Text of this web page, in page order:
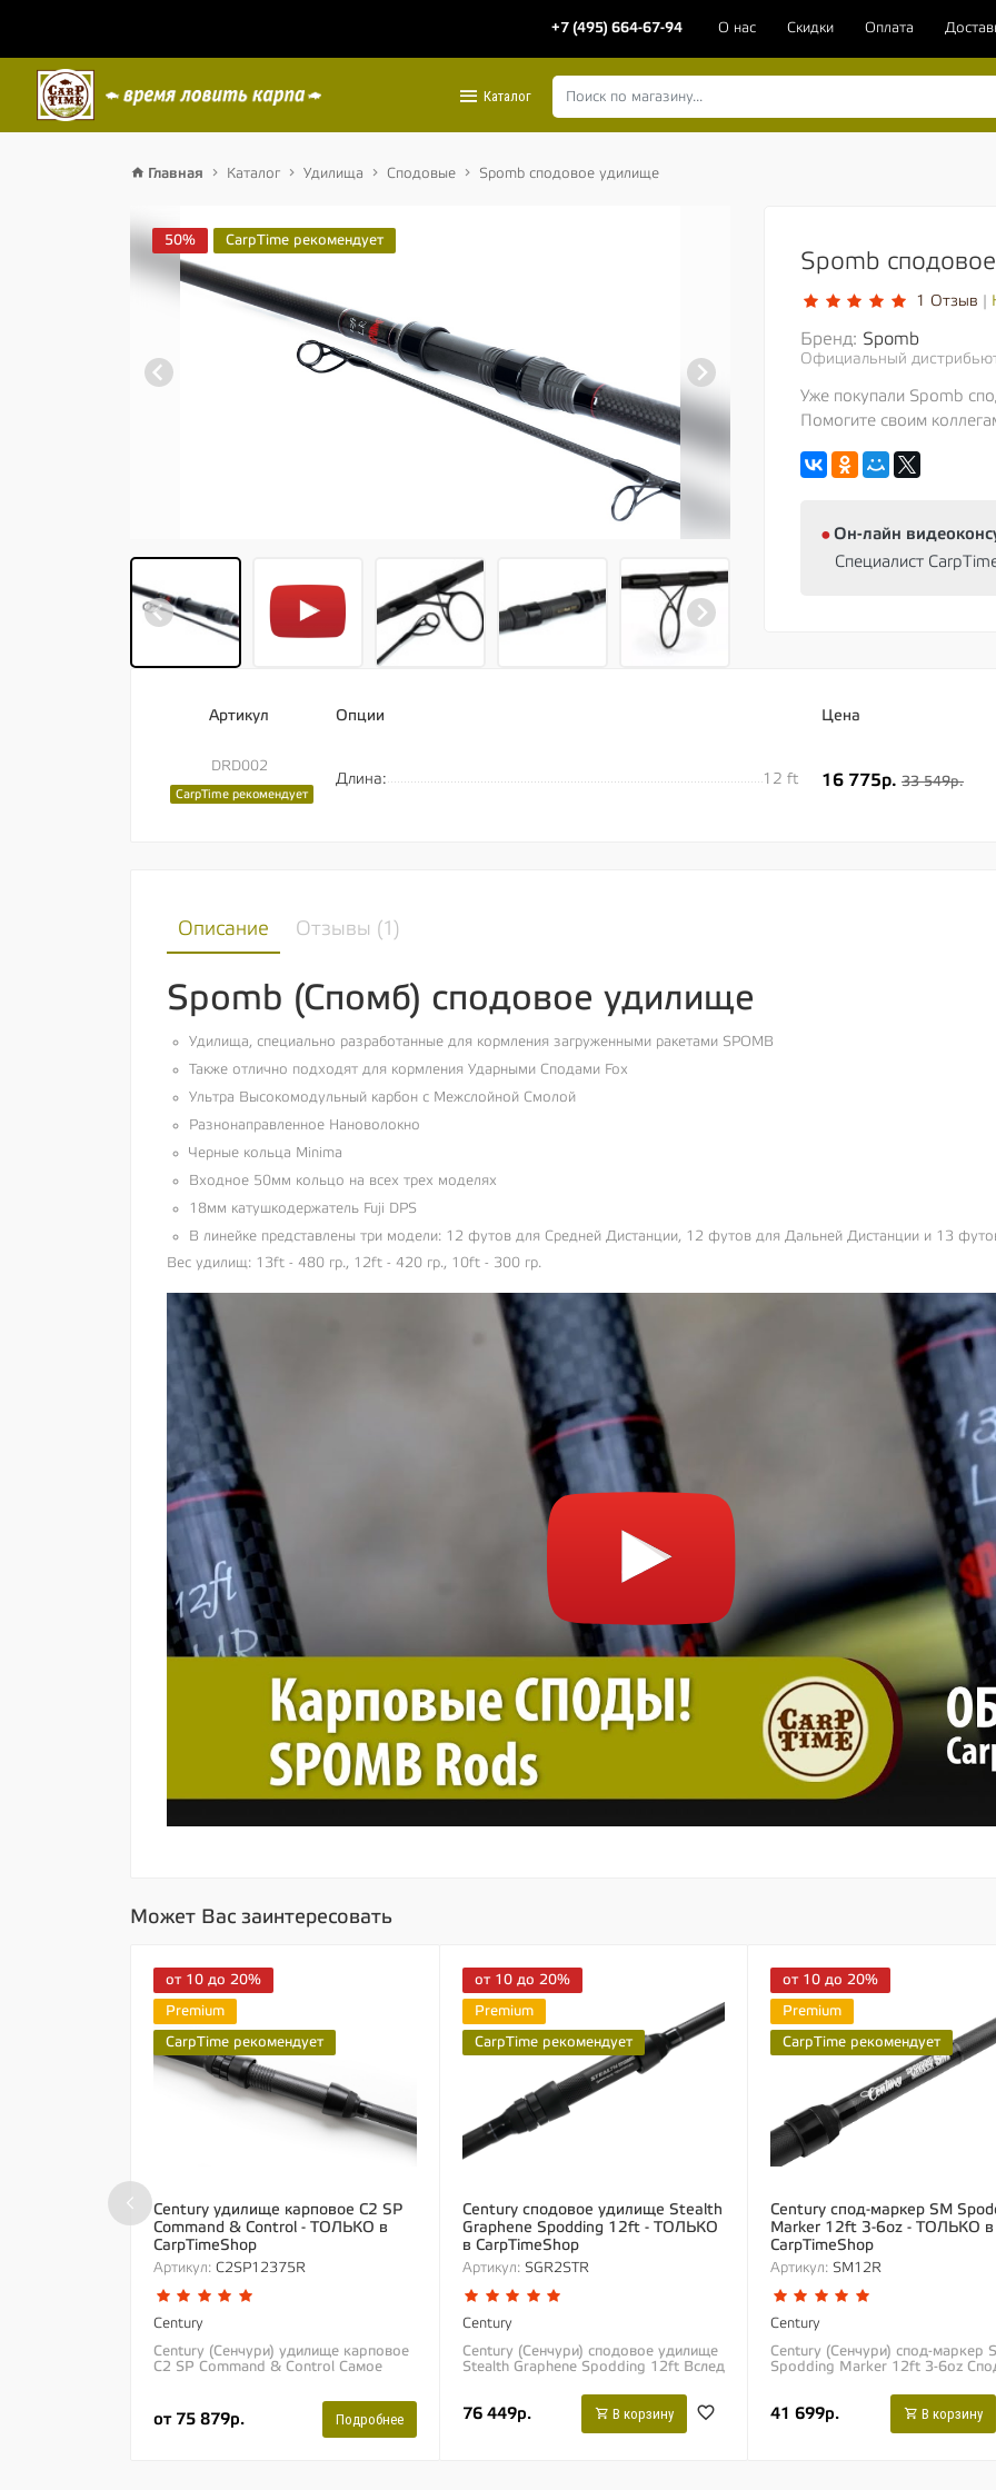
+7 (495) 664-67-94 О нас Скидки Оплата
Каталог
Главная Каталог Удилища Сподовые Spomb сподовое удилище
50% CarpTime рекомендует
Spomb
1 Отзыв
Бренд: Spomb
Официальный
Уже покупали Spomb
Помогите своим
⦁ Oн-лайн
Специалист
Артикул Опции Цена
DRD002
CarpTime рекомендует
Длина: 12 ft 16 775р. 33 549р.
Описание Отзывы (1)
Spomb (Спомб) сподовое удилище
Удилища, специально разработанные для кормления загруженными ракетами SPOMB
Также отлично подходят для кормления Ударными Сподами Fox
Ультра Высокомодульный карбон с Межслойной Смолой
Разнонаправленное Нановолокно
Черные кольца Minima
Входное 50мм кольцо на всех трех моделях
18мм катушкодержатель Fuji DPS
В линейке представлены три модели: 12 футов для Средней Дистанции, 12 футов для Дальней Дистанции и 13
Вес удилищ: 13ft - 480 гр., 12ft - 420 гр., 10ft - 300 гр.
Может Вас заинтересовать
от 10 до 20%
Premium
CarpTime рекомендует
Century удилище карповое C2 SP
Command & Control - ТОЛЬКО в
CarpTimeShop
Артикул: C2SP12375R
Century
Century (Сенчури) удилище карповое
C2 SP Command & Control Самое
рынке сегодня. Хорошо подойдет...
от 75 879р. Подробнее
от 10 до 20%
Premium
CarpTime рекомендует
Century сподовое удилище Stealth
Graphene Spodding 12ft - ТОЛЬКО
в CarpTimeShop
Артикул:SGR2STR
Century
Century (Сенчури) сподовое удилище
Stealth Graphene Spodding 12ft Вслед
маркерным удилищами Century C2-D,
которые...
76 449р. В корзину
от 10 до 20%
Premium
CarpTime рекомендует
Century спод-маркер SM
Marker 12ft 3-6oz - ТОЛЬКО в
CarpTimeShop
Артикул: SM12R
Century
Century (Сенчури) спод-маркер
Spodding Marker 12ft 3-6oz
специально разработан в
41 699р. В корзину
‹